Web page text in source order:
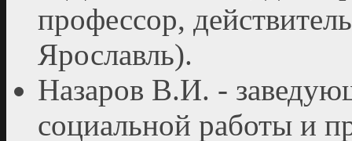
профессор,
Ярославль).
Назаров В.И. -
социальной работы и